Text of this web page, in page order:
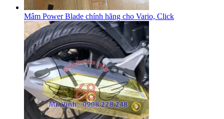
Mâm Power Blade chính hãng cho Vario, Click